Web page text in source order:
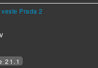
Prada 2
21.1